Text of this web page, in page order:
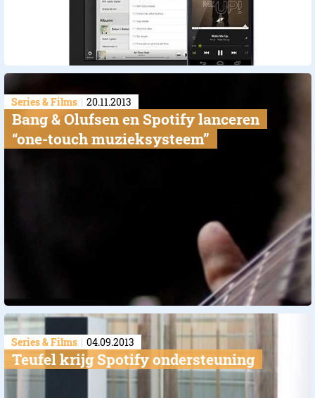
Series & Films 20.11.2013
Bang & Olufsen en Spotify lanceren
“one-touch muzieksysteem”
Series & Films 04.09.2013
Teufel krijg Spotify ondersteuning